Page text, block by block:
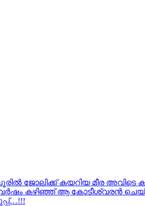
ജോലിക്ക് കയറിയ മീര അവിടെ
വർഷം കഴിഞ്ഞ് ആ കോടീശ്വരൻ